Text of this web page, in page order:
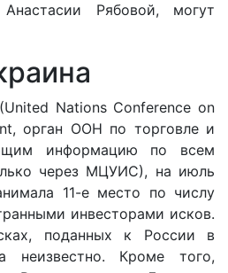
Рябовой, могут
Nations Conference on
орган ООН по торговле и
информацию по всем
через МЦУИС), на июль
11-е место по числу
инвесторами исков.
поданных к России в
неизвестно. Кроме того,